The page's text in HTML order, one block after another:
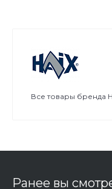
Все товары бренда
Ранее вы